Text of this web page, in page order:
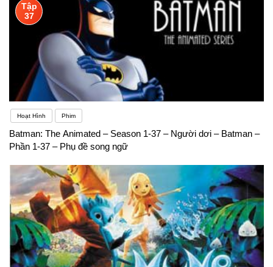
Tập
37
Hoạt Hình Phim
Batman: The Animated – Season 1-37 – Người dơi – Batman –
Phần 1-37 – Phụ đề song ngữ